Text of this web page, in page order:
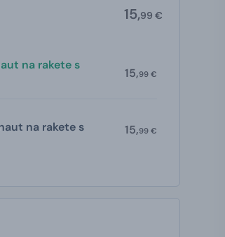
15,99 €
na rakete s
15,99 €
na rakete s
15,99 €